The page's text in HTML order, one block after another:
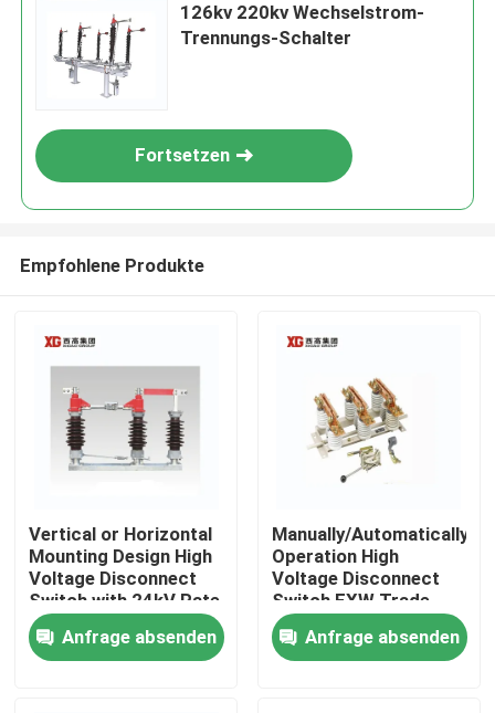
Haus
Produkte
126kv 220kv Wechselstrom-
Trennungs-Schalter
Fortsetzen
Empfohlene Produkte
Vertical or Horizontal
Mounting Design High
Voltage Disconnect
Switch with 24kV Rate
Voltage
Anfrage absenden
Manually/Automatically
Operation High
Voltage Disconnect
Switch EXW Trade
Terms Product
Anfrage absenden